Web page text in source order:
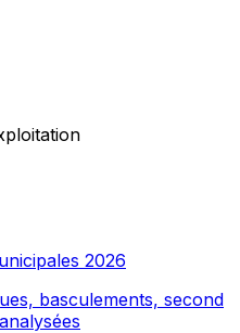
2026
basculements, second